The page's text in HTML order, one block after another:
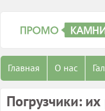
Главная О нас
Погрузчики: